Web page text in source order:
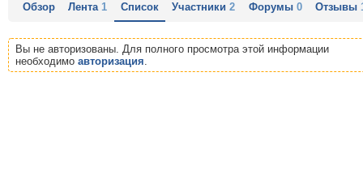
Обзор Лента1 Список Участники2 Форумы 0 Отзывы
Вы не авторизованы. Для полного просмотра этой информации
необходимо авторизация.